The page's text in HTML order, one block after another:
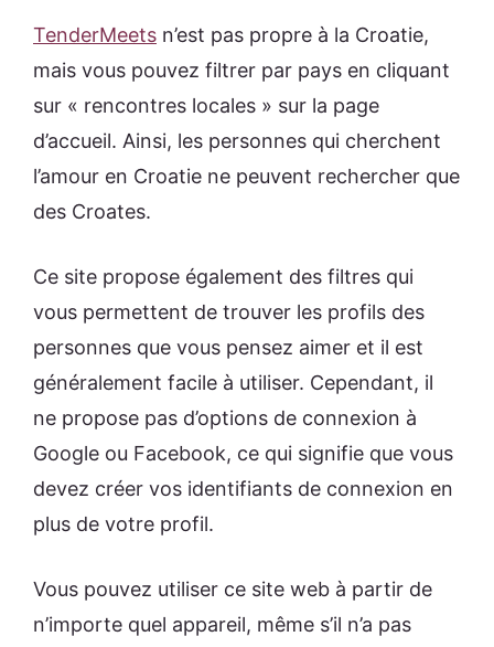
TenderMeets n’est pas propre à la Croatie,
mais vous pouvez filtrer par pays en cliquant
sur « rencontres locales » sur la page
d’accueil. Ainsi, les personnes qui cherchent
l’amour en Croatie ne peuvent rechercher que
des Croates.
Ce site propose également des filtres qui
vous permettent de trouver les profils des
personnes que vous pensez aimer et il est
généralement facile à utiliser. Cependant, il
ne propose pas d’options de connexion à
Google ou Facebook, ce qui signifie que vous
devez créer vos identifiants de connexion en
plus de votre profil.
Vous pouvez utiliser ce site web à partir de
n’importe quel appareil, même s’il n’a pas